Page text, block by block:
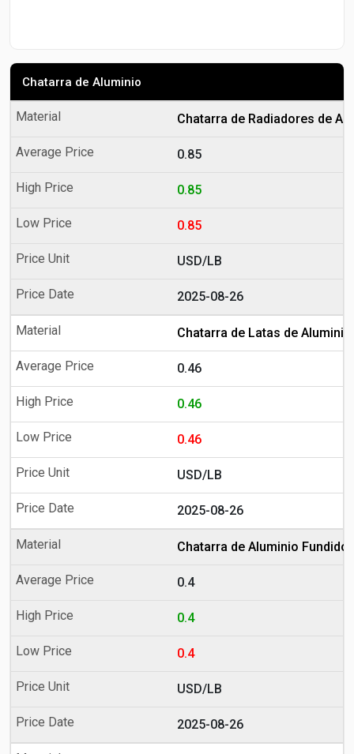
Chatarra de Aluminio
Chatarra de Radiadores de
0.85
0.85
0.85
USD/LB
2025-08-26
Chatarra de Latas de Aluminio
0.46
0.46
0.46
USD/LB
2025-08-26
Chatarra de Aluminio Fundido
0.4
0.4
0.4
USD/LB
2025-08-26